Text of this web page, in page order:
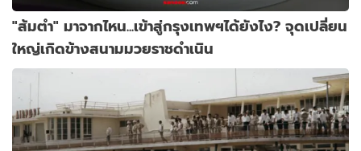
"ส้มตำ" มาจากไหน...เข้าสู่กรุงเทพฯได้ยังไง? จุดเปลี่ยน
ใหญ่เกิดข้างสนามมวยราชดำเนิน